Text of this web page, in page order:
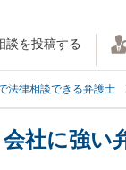
談を投稿する
法律相談できる弁護士
社に強い